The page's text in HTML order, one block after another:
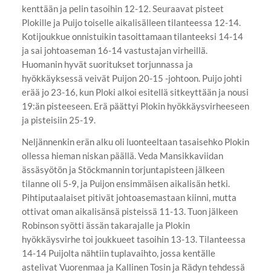
kenttään ja pelin tasoihin 12-12. Seuraavat pisteet
Plokille ja Puijo toiselle aikalisälleen tilanteessa 12-14.
Kotijoukkue onnistuikin tasoittamaan tilanteeksi 14-14
ja sai johtoaseman 16-14 vastustajan virheillä.
Huomanin hyvät suoritukset torjunnassa ja
hyökkäyksessä veivät Puijon 20-15 -johtoon. Puijo johti
erää jo 23-16, kun Ploki alkoi esitellä sitkeyttään ja nousi
19:än pisteeseen. Erä päättyi Plokin hyökkäysvirheeseen
ja pisteisiin 25-19.
Neljännenkin erän alku oli luonteeltaan tasaisehko Plokin
ollessa hieman niskan päällä. Veda Mansikkaviidan
ässäsyötön ja Stöckmannin torjuntapisteen jälkeen
tilanne oli 5-9, ja Puijon ensimmäisen aikalisän hetki.
Pihtiputaalaiset pitivät johtoasemastaan kiinni, mutta
ottivat oman aikalisänsä pisteissä 11-13. Tuon jälkeen
Robinson syötti ässän takarajalle ja Plokin
hyökkäysvirhe toi joukkueet tasoihin 13-13. Tilanteessa
14-14 Puijolta nähtiin tuplavaihto, jossa kentälle
astelivat Vuorenmaa ja Kallinen Tosin ja Rädyn tehdessä